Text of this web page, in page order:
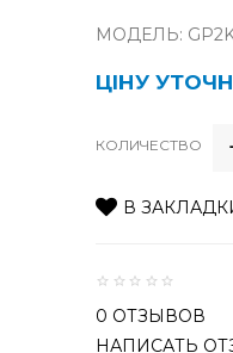
МОДЕЛЬ:
ЦІНУ
КОЛИЧЕСТВО
В
0 ОТЗЫВОВ
НАПИСАТЬ